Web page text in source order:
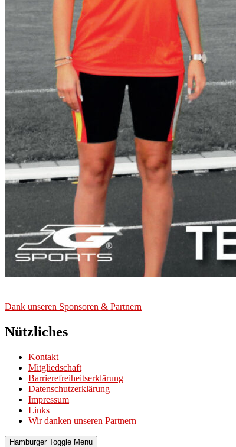
Dank unse­ren Spon­so­ren & Part­nern
Nützliches
Kontakt
Mitgliedschaft
Barrierefreiheitserklärung
Datenschutzerklärung
Impressum
Links
Wir danken unseren Partnern
Hamburger Toggle Menu